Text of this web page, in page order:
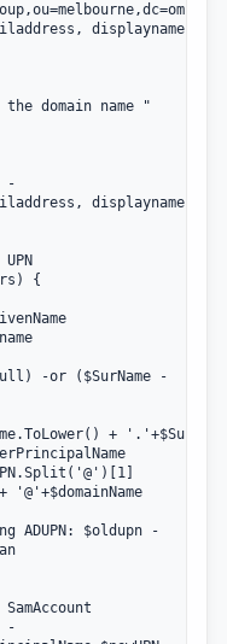
displayname -
domain name "
-
displayname
{
$oldupn -